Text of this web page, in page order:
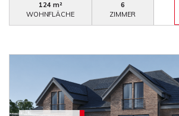
124 m²
WOHNFLÄCHE
6
ZIMMER